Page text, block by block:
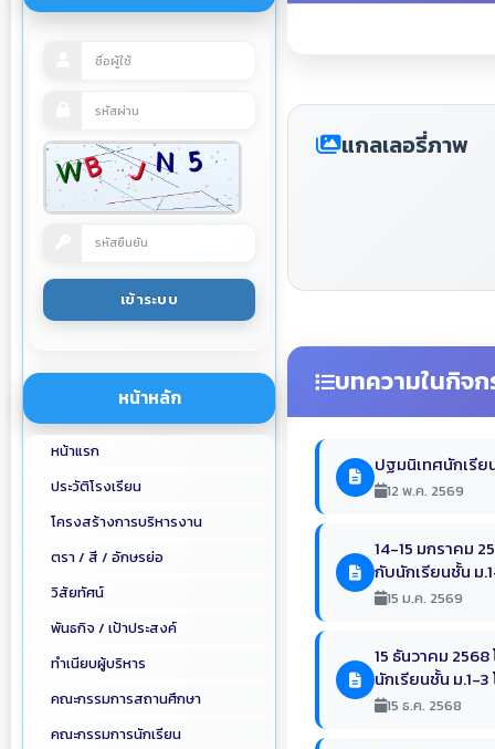
หน้าหลัก
หน้าแรก
ประวัติโรงเรียน
โครงสร้างการบริหารงาน
ตรา / สี / อักษรย่อ
วิสัยทัศน์
พันธกิจ / เป้าประสงค์
ทำเนียบผู้บริหาร
คณะกรรมการสถานศึกษา
คณะกรรมการนักเรียน
แกลเลอรี่ภาพ
บทความในกิจก
ปฐมนิเทศนักเรีย
12 พ.ค. 2569
14-15 มกราคม
กับนักเรียนชั้น ม
15 ม.ค. 2569
15 ธันวาคม
นักเรียนชั้น ม.1-
15 ธ.ค. 2568